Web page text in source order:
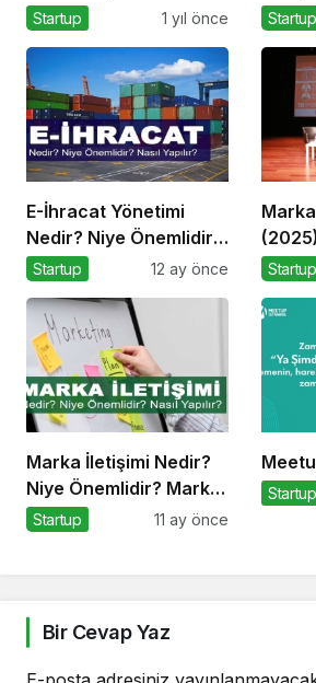
E-Ticaret Yönetimi
Startup 1 yıl önce Startup
E-İhracat Yönetimi
Nedir? Niye Önemlidir?
Nasıl Yapılır?
Startup 12 ay önce Startup
Marka İletişimi Nedir?
Niye Önemlidir? Marka
İletişimi Nasıl Yapılır?
Startup 11 ay önce
Startup
Bir Cevap Yaz